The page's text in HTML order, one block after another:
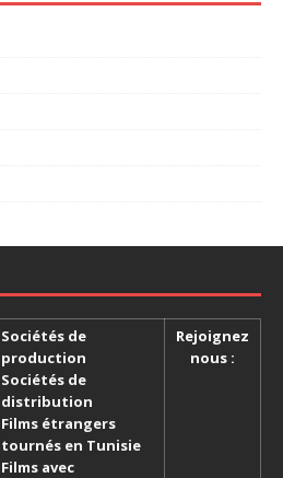
Sociétés de
production
Sociétés de
distribution
Films étrangers
tournés en Tunisie
Films avec
Rejoignez
nous :